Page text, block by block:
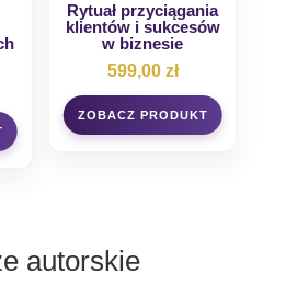
Rytuał przyciągania
klientów i sukcesów
w biznesie
599,00 zł
autorskie